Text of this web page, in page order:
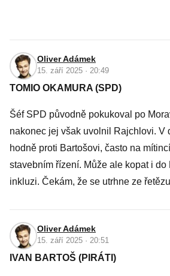
Oliver Adámek
15. září 2025 · 20:49
TOMIO OKAMURA (SPD)
Šéf SPD původně pokukoval po
nakonec jej však uvolnil Rajchlovi. V
hodně proti Bartošovi, často na
stavebním řízení. Může ale kopat i
inkluzi. Čekám, že se utrhne ze
Oliver Adámek
15. září 2025 · 20:51
IVAN BARTOŠ (PIRÁTI)